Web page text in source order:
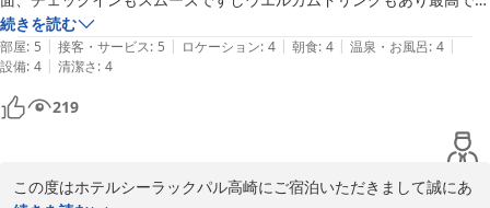
ホテルシーラックパル高崎　支配人
ホテル シーラックパル高崎
す。お部屋も広くて2人でゆったり過ごすことが出来ました。朝食はち
ょっと狭くて、配膳が大変でした。水戸よりパンの種類が少なくて場所
によって違うんだなぁと感じました。シーラクパルは利用しやすいの
で、また伺わせていただきます。
続きを読む
部屋: 5 | 接客・サービス: 5 | ロケーション: 4 | 朝食: 4 | 温泉・お風呂: 4 |
設備: 4 | 清潔さ: 4
219
この度はホテルシーラックパル高崎にご宿泊いただきまして誠にあ